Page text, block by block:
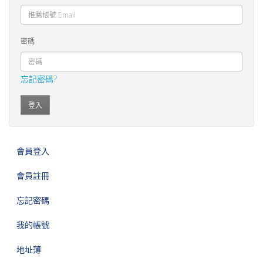
密碼
忘記密碼?
會員登入
會員註冊
忘記密碼
我的帳號
地址薄